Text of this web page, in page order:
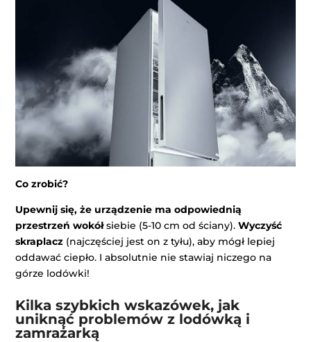
Co zrobić?
Upewnij się, że urządzenie ma odpowiednią
przestrzeń wokółsiebie (5-10 cm od ściany).Wyczyść
skraplacz (najczęściej jest on z tyłu), aby mógł lepiej
oddawać ciepło. I absolutnie nie stawiaj niczego na
górze lodówki!
Kilka szybkich wskazówek, jak
uniknąć problemów z lodówką i
zamrażarką